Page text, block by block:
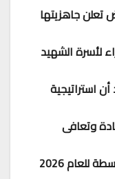
تعلن جاهزيتها
لأسرة الشهيد
استراتيجية
وتعافى
قرار بتأجيل امتحانات الشهادة المتوسطة للعام 2026